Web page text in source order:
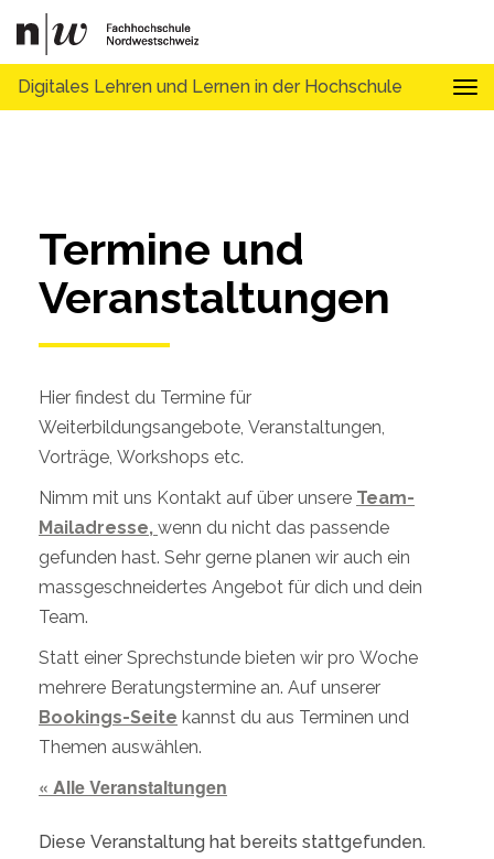
Digitales Lehren und Lernen in der Hochschule
Termine und
Veranstaltungen
Hier findest du Termine für
Weiterbildungsangebote, Veranstaltungen,
Vorträge, Workshops etc.
Nimm mit uns Kontakt auf über unsere Team-
Mailadresse, wenn du nicht das passende
gefunden hast. Sehr gerne planen wir auch ein
massgeschneidertes Angebot für dich und dein
Team.
Statt einer Sprechstunde bieten wir pro Woche
mehrere Beratungstermine an. Auf unserer
Bookings-Seite kannst du aus Terminen und
Themen auswählen.
« Alle Veranstaltungen
Diese Veranstaltung hat bereits stattgefunden.